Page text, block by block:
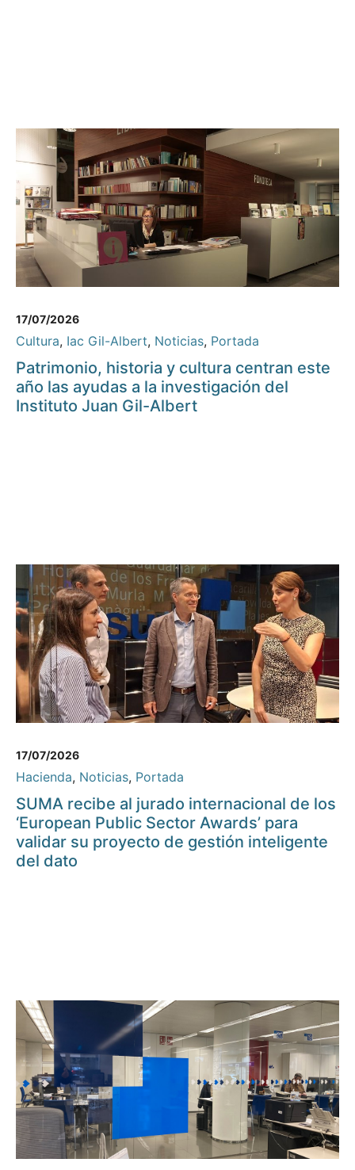
17/07/2026
Cultura, Iac Gil-Albert, Noticias, Portada
Patrimonio, historia y cultura centran este
año las ayudas a la investigación del
Instituto Juan Gil-Albert
17/07/2026
Hacienda, Noticias, Portada
SUMA recibe al jurado internacional de los
‘European Public Sector Awards’ para
validar su proyecto de gestión inteligente
del dato